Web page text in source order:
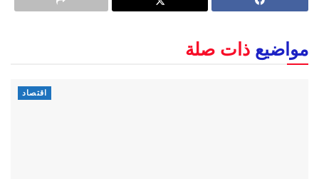
مواضيع ذات صلة
اقتصاد